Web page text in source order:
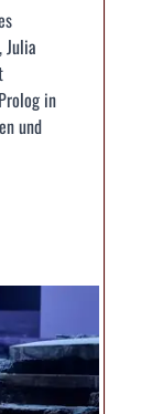
Julia
in
und